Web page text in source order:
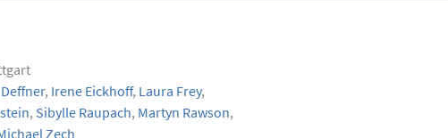
, Irene Eickhoff, Laura Frey,
, Sibylle Raupach, Martyn Rawson,
Zech